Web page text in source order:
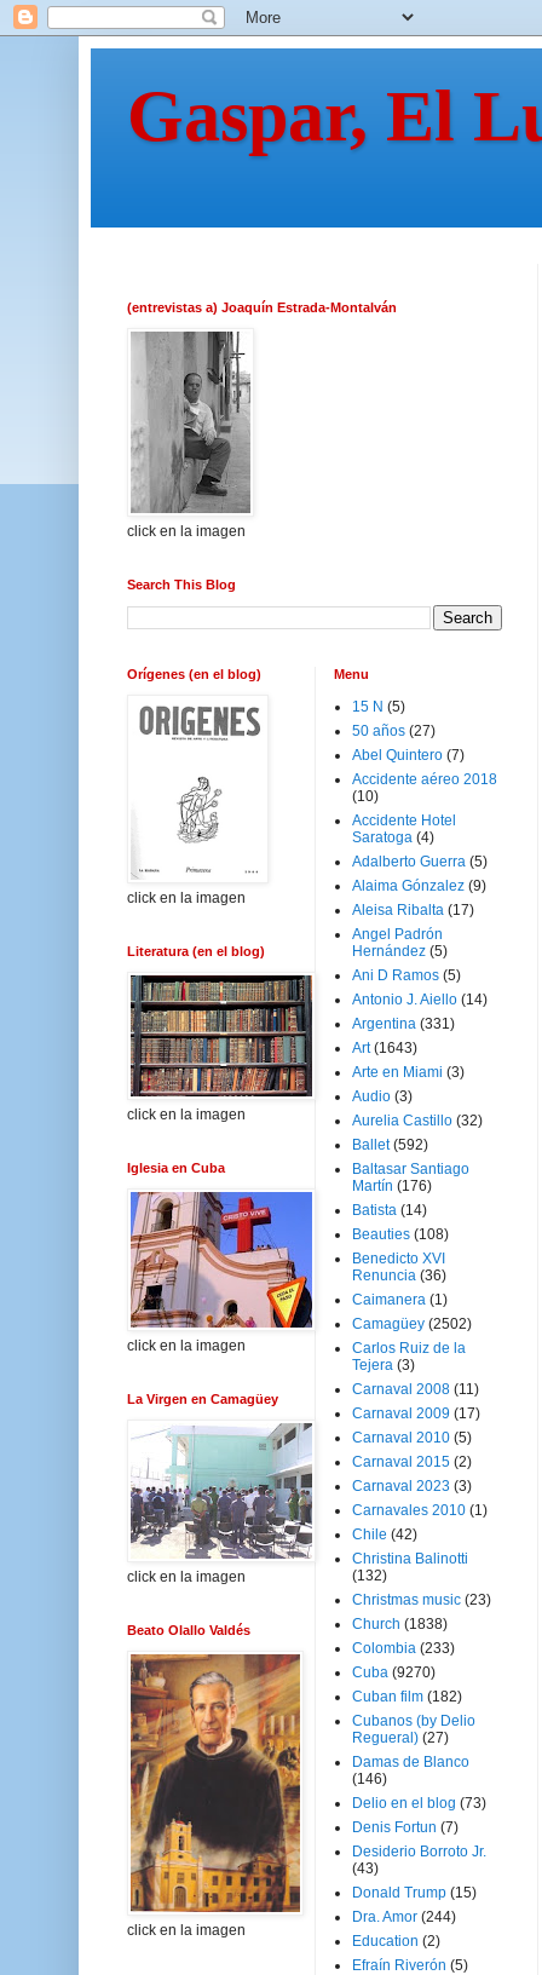
Gaspar, El
(entrevistas a) Joaquín Estrada-Montalván
click en la imagen
Search This Blog
Orígenes (en el blog)
click en la imagen
Literatura (en el blog)
click en la imagen
Iglesia en Cuba
click en la imagen
La Virgen en Camagüey
click en la imagen
Beato Olallo Valdés
click en la imagen
Menu
15 N (5)
50 años (27)
Abel Quintero (7)
Accidente aéreo 2018
(10)
Accidente Hotel
Saratoga (4)
Adalberto Guerra (5)
Alaima Gónzalez (9)
Aleisa Ribalta (17)
Angel Padrón
Hernández (5)
Ani D Ramos (5)
Antonio J. Aiello (14)
Argentina (331)
Art (1643)
Arte en Miami (3)
Audio (3)
Aurelia Castillo (32)
Ballet (592)
Baltasar Santiago
Martín (176)
Batista (14)
Beauties (108)
Benedicto XVI
Renuncia (36)
Caimanera (1)
Camagüey (2502)
Carlos Ruiz de la
Tejera (3)
Carnaval 2008 (11)
Carnaval 2009 (17)
Carnaval 2010 (5)
Carnaval 2015 (2)
Carnaval 2023 (3)
Carnavales 2010 (1)
Chile (42)
Christina Balinotti
(132)
Christmas music (23)
Church (1838)
Colombia (233)
Cuba (9270)
Cuban film (182)
Cubanos (by Delio
Regueral) (27)
Damas de Blanco
(146)
Delio en el blog (73)
Denis Fortun (7)
Desiderio Borroto Jr.
(43)
Donald Trump (15)
Dra. Amor (244)
Education (2)
Efraín Riverón (5)